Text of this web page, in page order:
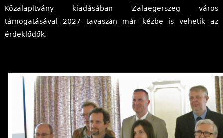
Közalapítvány kiadásában Zalaegerszeg város
támogatásával 2027 tavaszán már kézbe is vehetik az
érdeklődők.